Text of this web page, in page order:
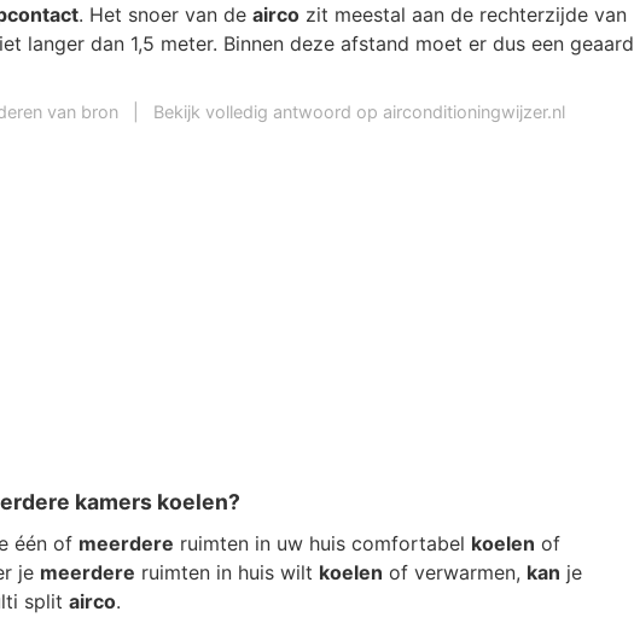
. Het snoer van de airco zit meestal aan de rechterzijde van
langer dan 1,5 meter. Binnen deze afstand moet er dus een geaard
van bron Bekijk volledig antwoord op airconditioningwijzer.nl
kamers koelen?
één of meerdere ruimten in uw huis comfortabel koelen of
je meerdere ruimten in huis wilt koelen of verwarmen, kan je
split airco.